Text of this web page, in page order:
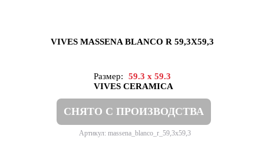
VIVES MASSENA BLANCO R 59,3X59,3
Размер:
59.3 x 59.3
VIVES CERAMICA
СНЯТО С ПРОИЗВОДСТВА
Артикул: massena_blanco_r_59,3x59,3